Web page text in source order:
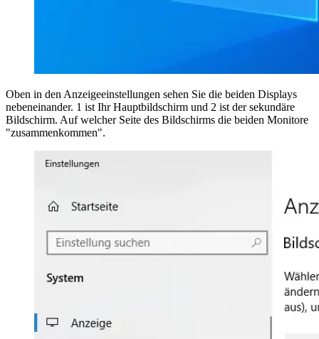
Oben in den Anzeigeeinstellungen sehen Sie die beiden Displays
nebeneinander. 1 ist Ihr Hauptbildschirm und 2 ist der sekundäre
Bildschirm. Auf welcher Seite des Bildschirms die beiden Monitore
"zusammenkommen".